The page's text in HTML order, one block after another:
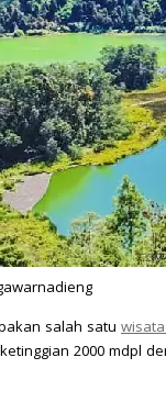
salah satu
2000 mdpl